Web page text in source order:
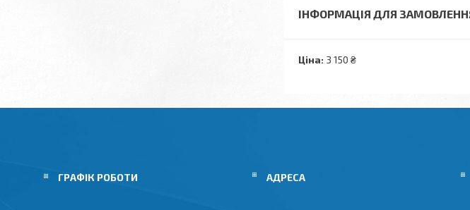
ІНФОРМАЦІЯ ДЛЯ
Ціна: 3 150 ₴
ГРАФІК РОБОТИ